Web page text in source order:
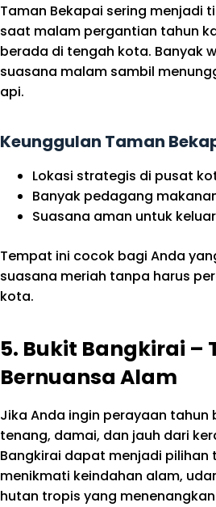
Taman Bekapai sering menjadi
saat malam pergantian tahun
berada di tengah kota. Banyak
suasana malam sambil
api.
Keunggulan Taman
Lokasi strategis di pusat
Banyak pedagang
Suasana aman untuk
Tempat ini cocok bagi Anda
suasana meriah tanpa harus
kota.
5. Bukit Bangkirai –
Bernuansa Alam
Jika Anda ingin perayaan tahun
tenang, damai, dan jauh dari
Bangkirai dapat menjadi
menikmati keindahan alam,
hutan tropis yang